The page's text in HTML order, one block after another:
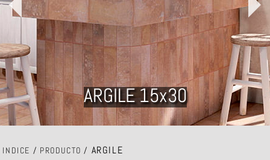
ARGILE 15x30
INDICE / PRODUCTO / ARGILE